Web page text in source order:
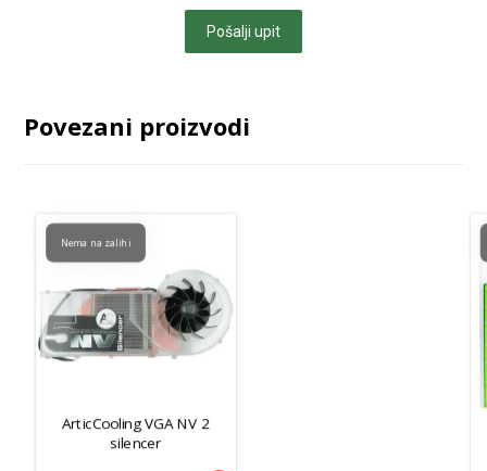
Pošalji upit
Povezani proizvodi
ArticCooling VGA NV 2
silencer
Nema na zalihi